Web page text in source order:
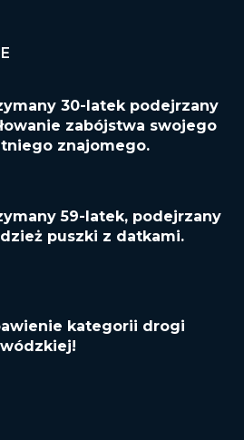
30-latek podejrzany
zabójstwa swojego
znajomego.
59-latek, podejrzany
puszki z datkami.
kategorii drogi